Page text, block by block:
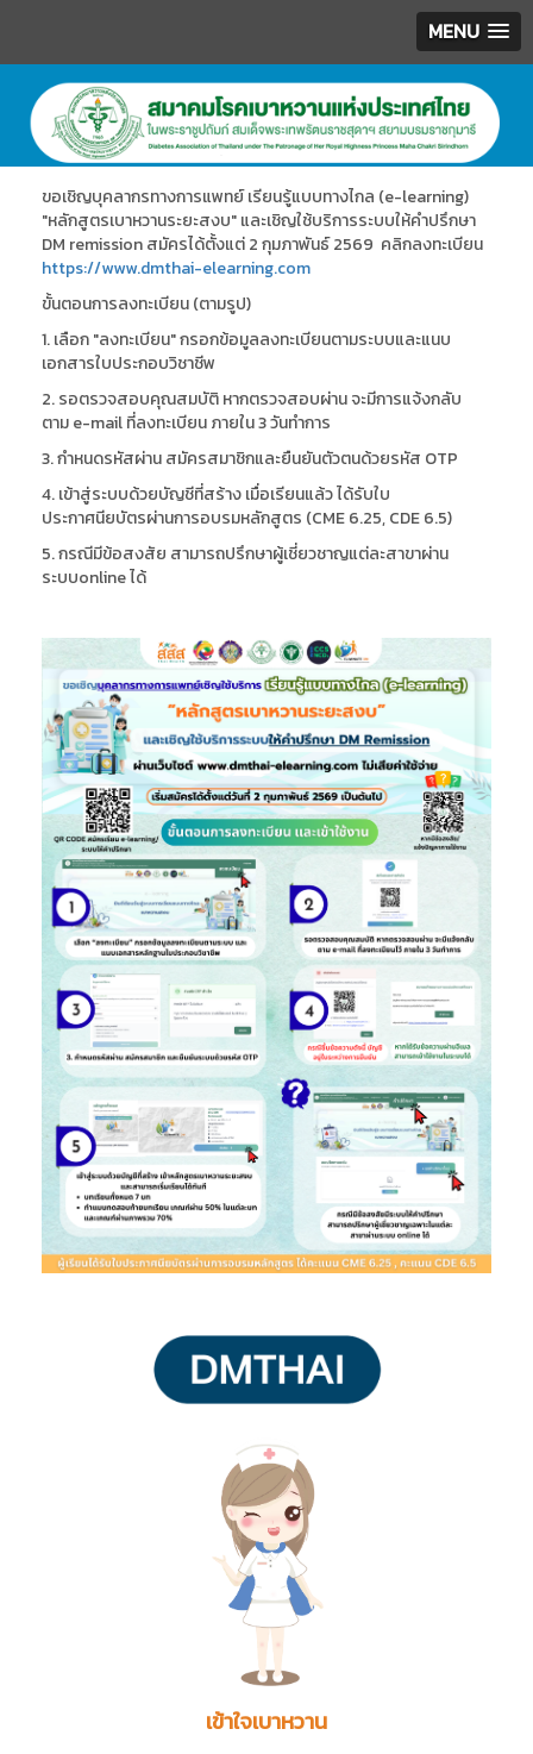
MENU
.
ขอเชิญบุคลากรทางการแพทย์ เรียนรู้แบบทางไกล (e-learning)
"หลักสูตรเบาหวานระยะสงบ" และเชิญใช้บริการระบบให้คำปรึกษา
DM remission สมัครได้ตั้งแต่ 2 กุมภาพันธ์ 2569 คลิกลงทะเบียน
https://www.dmthai-elearning.com
ขั้นตอนการลงทะเบียน (ตามรูป)
1. เลือก "ลงทะเบียน" กรอกข้อมูลลงทะเบียนตามระบบและแนบ
เอกสารใบประกอบวิชาชีพ
2. รอตรวจสอบคุณสมบัติ หากตรวจสอบผ่าน จะมีการแจ้งกลับ
ตาม e-mail ที่ลงทะเบียน ภายใน 3 วันทำการ
3. กำหนดรหัสผ่าน สมัครสมาชิกและยืนยันตัวตนด้วยรหัส OTP
4. เข้าสู่ระบบด้วยบัญชีที่สร้าง เมื่อเรียนแล้ว ได้รับใบ
ประกาศนียบัตรผ่านการอบรมหลักสูตร (CME 6.25, CDE 6.5)
5. กรณีมีข้อสงสัย สามารถปรึกษาผู้เชี่ยวชาญแต่ละสาขาผ่าน
ระบบonline ได้
เข้าใจเบาหวาน